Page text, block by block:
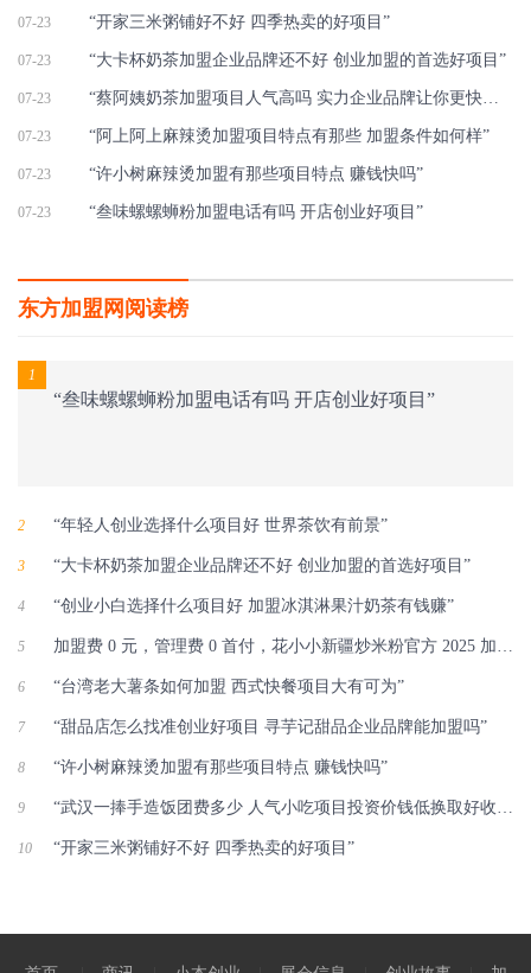
07-23 “开家三米粥铺好不好 四季热卖的好项目”
07-23 “大卡杯奶茶加盟企业品牌还不好 创业加盟的首选好项目”
07-23 “蔡阿姨奶茶加盟项目人气高吗 实力企业品牌让你更快赚钱”
07-23 “阿上阿上麻辣烫加盟项目特点有那些 加盟条件如何样”
07-23 “许小树麻辣烫加盟有那些项目特点 赚钱快吗”
07-23 “叁味螺螺蛳粉加盟电话有吗 开店创业好项目”
东方加盟网阅读榜
1
“叁味螺螺蛳粉加盟电话有吗 开店创业好项目”
2 “年轻人创业选择什么项目好 世界茶饮有前景”
3 “大卡杯奶茶加盟企业品牌还不好 创业加盟的首选好项目”
4 “创业小白选择什么项目好 加盟冰淇淋果汁奶茶有钱赚”
5 加盟费 0 元，管理费 0 首付，花小小新疆炒米粉官方 2025 加盟政策解析！
6 “台湾老大薯条如何加盟 西式快餐项目大有可为”
7 “甜品店怎么找准创业好项目 寻芋记甜品企业品牌能加盟吗”
8 “许小树麻辣烫加盟有那些项目特点 赚钱快吗”
9 “武汉一捧手造饭团费多少 人气小吃项目投资价钱低换取好收益”
10 “开家三米粥铺好不好 四季热卖的好项目”